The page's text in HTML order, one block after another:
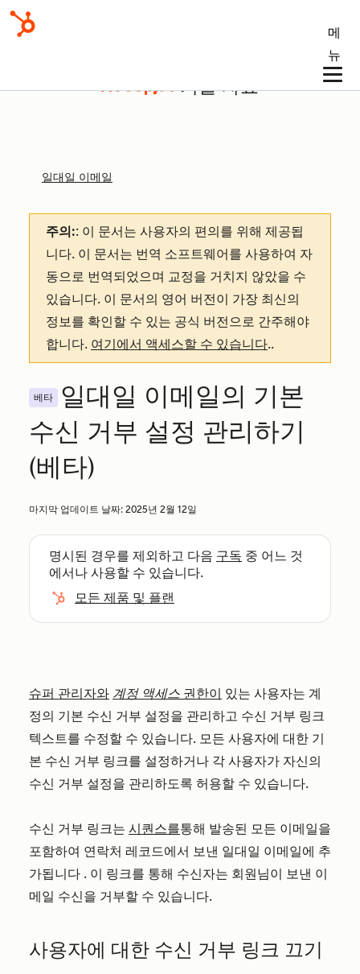
메
뉴
기술 자료
일대일 이메일
주의:: 이 문서는 사용자의 편의를 위해 제공됩
니다. 이 문서는 번역 소프트웨어를 사용하여 자
동으로 번역되었으며 교정을 거치지 않았을 수
있습니다. 이 문서의 영어 버전이 가장 최신의
정보를 확인할 수 있는 공식 버전으로 간주해야
합니다. 여기에서 액세스할 수 있습니다..
베타
일대일 이메일의 기본
수신 거부 설정 관리하기
(베타)
마지막 업데이트 날짜: 2025년 2월 12일
명시된 경우를 제외하고 다음 구독 중 어느 것
에서나 사용할 수 있습니다.
모든 제품 및 플랜
슈퍼 관리자와 계정 액세스 권한이 있는 사용자는 계
정의 기본 수신 거부 설정을 관리하고 수신 거부 링크
텍스트를 수정할 수 있습니다. 모든 사용자에 대한 기
본 수신 거부 링크를 설정하거나 각 사용자가 자신의
수신 거부 설정을 관리하도록 허용할 수 있습니다.
수신 거부 링크는 시퀀스를통해 발송된 모든 이메일을
포함하여 연락처 레코드에서 보낸 일대일 이메일에 추
가됩니다 . 이 링크를 통해 수신자는 회원님이 보낸 이
메일 수신을 거부할 수 있습니다.
사용자에 대한 수신 거부 링크 끄기